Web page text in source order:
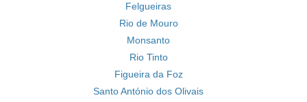
Felgueiras
Rio de Mouro
Monsanto
Rio Tinto
Figueira da Foz
Santo António dos Olivais